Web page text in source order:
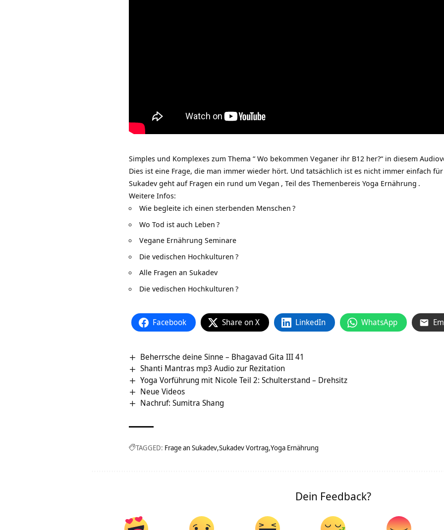
Simples und Komplexes zum Thema “ Wo bekommen Veganer ihr B12 her?“ in diesem
Dies ist eine Frage, die man immer wieder hört. Und tatsächlich ist es nicht immer einfach
Sukadev geht auf Fragen ein rund um Vegan , Teil des Themenbereis Yoga Ernährung .
Weitere Infos:
Wie begleite ich einen sterbenden Menschen ?
Wo Tod ist auch Leben ?
Vegane Ernährung Seminare
Die vedischen Hochkulturen ?
Alle Fragen an Sukadev
Die vedischen Hochkulturen ?
Facebook Share on X LinkedIn WhatsApp
Beherrsche deine Sinne – Bhagavad Gita III 41
Shanti Mantras mp3 Audio zur Rezitation
Yoga Vorführung mit Nicole Teil 2: Schulterstand – Drehsitz
Neue Videos
Nachruf: Sumitra Shang
TAGGED: Frage an Sukadev Sukadev Vortrag Yoga Ernährung
Dein Feedback?